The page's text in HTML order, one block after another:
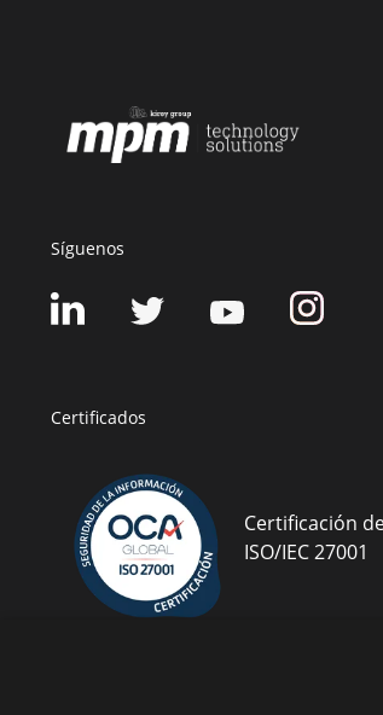
Síguenos
Certificados
Certificación
ISO/IEC 27001